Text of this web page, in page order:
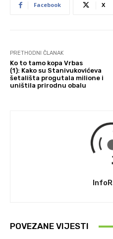
Facebook X
PRETHODNI ČLANAK
Ko to tamo kopa Vrbas
(1): Kako su Stanivukovićeva
šetališta progutala milione i
uništila prirodnu obalu
POVEZANE VIJESTI